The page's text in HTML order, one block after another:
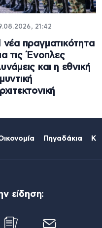
21:42
νέα πραγματικότητα
τις Ένοπλες
και η εθνική
Πηγαδάκια
είδηση: